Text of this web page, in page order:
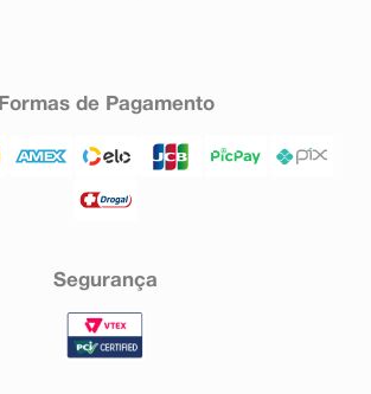
Formas de Pagamento
Segurança